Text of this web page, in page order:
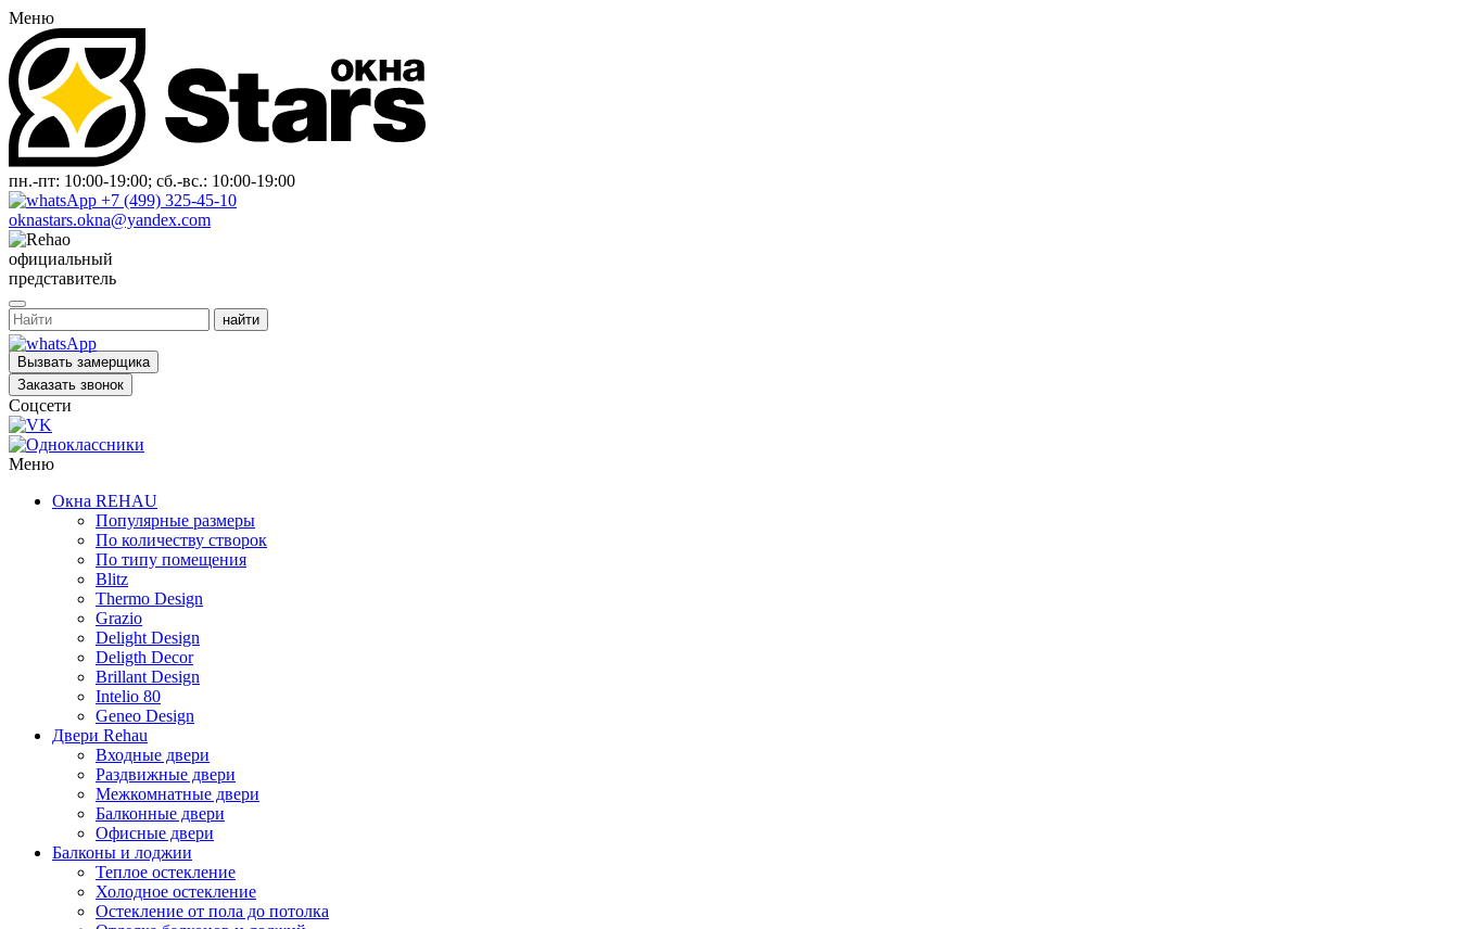
Меню
пн.-пт: 10:00-19:00; сб.-вс.: 10:00-19:00
+7 (499) 325-45-10
oknastars.okna@yandex.com
официальный
представитель
Вызвать замерщика
Заказать звонок
Соцсети
Меню
Окна REHAU
Популярные размеры
По количеству створок
По типу помещения
Blitz
Thermo Design
Grazio
Delight Design
Deligth Decor
Brillant Design
Intelio 80
Geneo Design
Двери Rehau
Входные двери
Раздвижные двери
Межкомнатные двери
Балконные двери
Офисные двери
Балконы и лоджии
Теплое остекление
Холодное остекление
Остекление от пола до потолка